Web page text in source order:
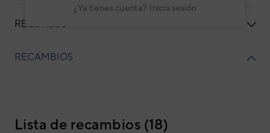
¿Ya tienes cuenta? Inicia sesión
RECURSOS
RECAMBIOS
Lista de recambios (18)